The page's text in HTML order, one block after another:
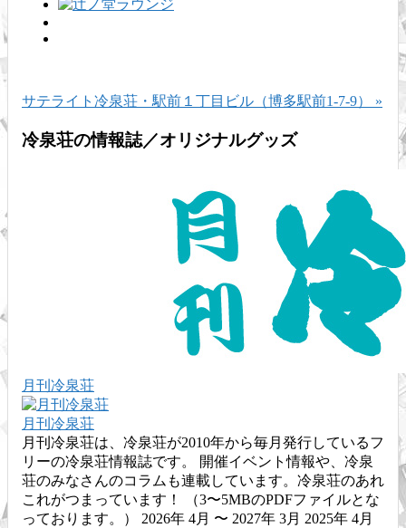
サテライト冷泉荘・駅前１丁目ビル（博多駅前1-7-9） »
冷泉荘の情報誌／オリジナルグッズ
月刊冷泉荘
月刊冷泉荘
月刊冷泉荘は、冷泉荘が2010年から毎月発行しているフ
リーの冷泉荘情報誌です。 開催イベント情報や、冷泉
荘のみなさんのコラムも連載しています。冷泉荘のあれ
これがつまっています！ （3〜5MBのPDFファイルとな
っております。） 2026年 4月 〜 2027年 3月 2025年 4月